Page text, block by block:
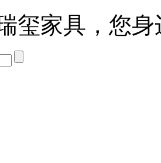
玺家具，您